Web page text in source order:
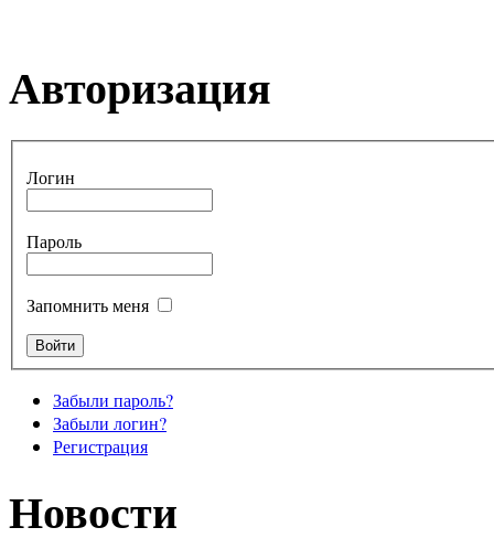
Авторизация
Логин
Пароль
Запомнить меня
Забыли пароль?
Забыли логин?
Регистрация
Новости